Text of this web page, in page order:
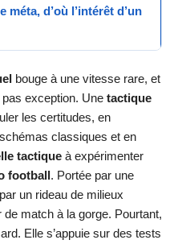
d’où l’intérêt d’un
bouge à une vitesse rare, et
pas exception. Une tactique
les certitudes, en
classiques et en
tactique à expérimenter
football. Portée par une
un rideau de milieux
match à la gorge. Pourtant,
Elle s’appuie sur des tests